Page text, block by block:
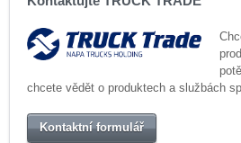
chcete vědět o produktech a službách
Kontaktní formulář